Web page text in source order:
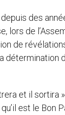
des
lors de
de
et il sortira
est le Bon